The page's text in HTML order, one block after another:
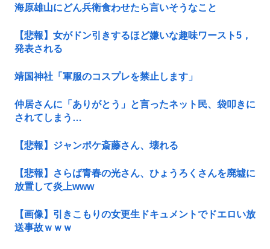
海原雄山にどん兵衛食わせたら言いそうなこと
【悲報】女がドン引きするほど嫌いな趣味ワースト5，
発表される
靖国神社「軍服のコスプレを禁止します」
仲居さんに「ありがとう」と言ったネット民、袋叩きに
されてしまう…
【悲報】ジャンポケ斎藤さん、壊れる
【悲報】さらば青春の光さん、ひょうろくさんを廃墟に
放置して炎上www
【画像】引きこもりの女更生ドキュメントでドエロい放
送事故ｗｗｗ